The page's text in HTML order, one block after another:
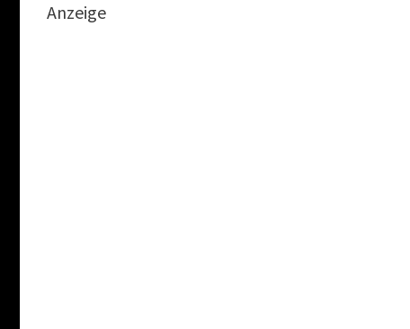
Anzeige